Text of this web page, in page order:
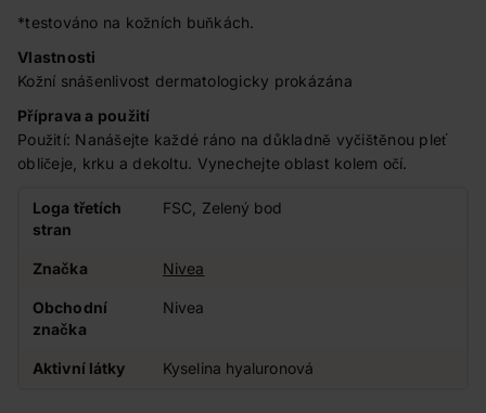
*testováno na kožních buňkách.
Vlastnosti
Kožní snášenlivost dermatologicky prokázána
Příprava a použití
Použití: Nanášejte každé ráno na důkladně vyčištěnou pleť
obličeje, krku a dekoltu. Vynechejte oblast kolem očí.
Loga třetích
stran
FSC, Zelený bod
Značka Nivea
Obchodní
značka
Nivea
Aktivní látky Kyselina hyaluronová